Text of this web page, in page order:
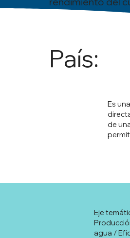
País:
Es
de
agua /
Eje